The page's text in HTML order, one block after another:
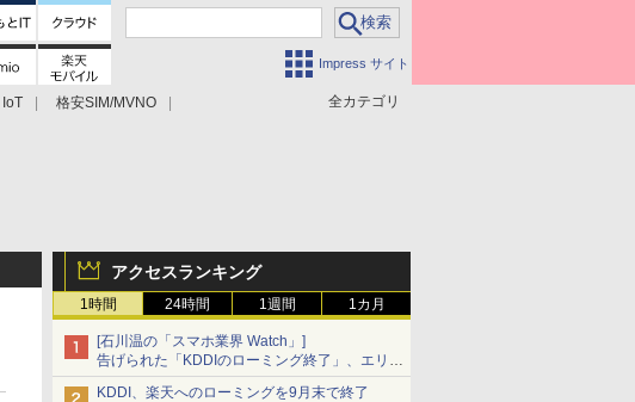
Impress サイト
全カテゴリ
IoT
格安SIM/MVNO
アクセスランキング
1時間 24時間 1週間 1カ月
[石川温の「スマホ業界 Watch」]
告げられた「KDDIのローミング終了」、エリア
マップの落とし穴と楽天モバイルの課題
KDDI、楽天へのローミングを9月末で終了